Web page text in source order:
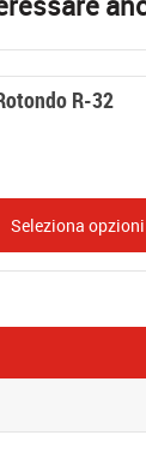
R-32
Seleziona opzioni